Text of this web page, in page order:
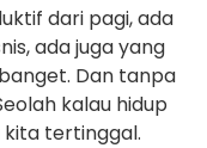
dari pagi, ada
ada juga yang
Dan tanpa
kalau hidup
kita tertinggal.